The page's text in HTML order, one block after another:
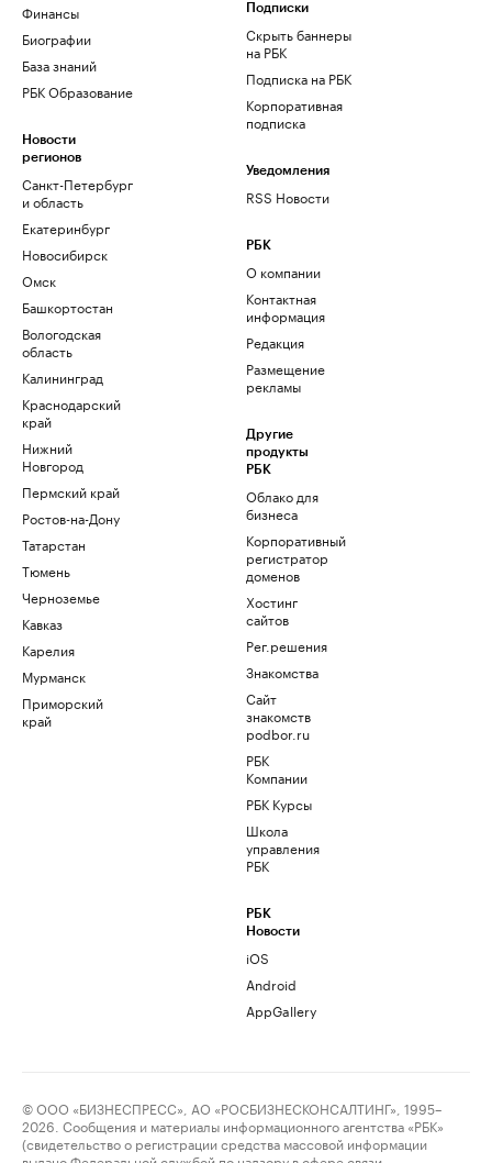
Финансы
Биографии
База знаний
РБК Образование
Новости
регионов
Санкт-Петербург
и область
Екатеринбург
Новосибирск
Омск
Башкортостан
Вологодская
область
Калининград
Краснодарский
край
Нижний
Новгород
Пермский край
Ростов-на-Дону
Татарстан
Тюмень
Черноземье
Кавказ
Карелия
Мурманск
Приморский
край
Подписки
Скрыть баннеры
на РБК
Подписка на РБК
Корпоративная
подписка
Уведомления
RSS Новости
РБК
О компании
Контактная
информация
Редакция
Размещение
рекламы
Другие
продукты
РБК
Облако для
бизнеса
Корпоративный
регистратор
доменов
Хостинг
сайтов
Рег.решения
Знакомства
Сайт
знакомств
podbor.ru
РБК
Компании
РБК Курсы
Школа
управления
РБК
РБК
Новости
iOS
Android
AppGallery
© ООО «БИЗНЕСПРЕСС», АО «РОСБИЗНЕСКОНСАЛТИНГ», 1995–
2026. Сообщения и материалы информационного агентства «РБК»
(свидетельство о регистрации средства массовой информации